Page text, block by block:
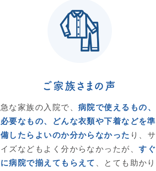
ご家族さまの声
急な家族の入院で、 病院で使えるもの、
必要なもの、どんな衣類や下着などを準
備したらよいのか分からなかった り、サ
イズなどもよく分からなかったが、すぐ
に病院で揃えてもらえて
、とても助かり